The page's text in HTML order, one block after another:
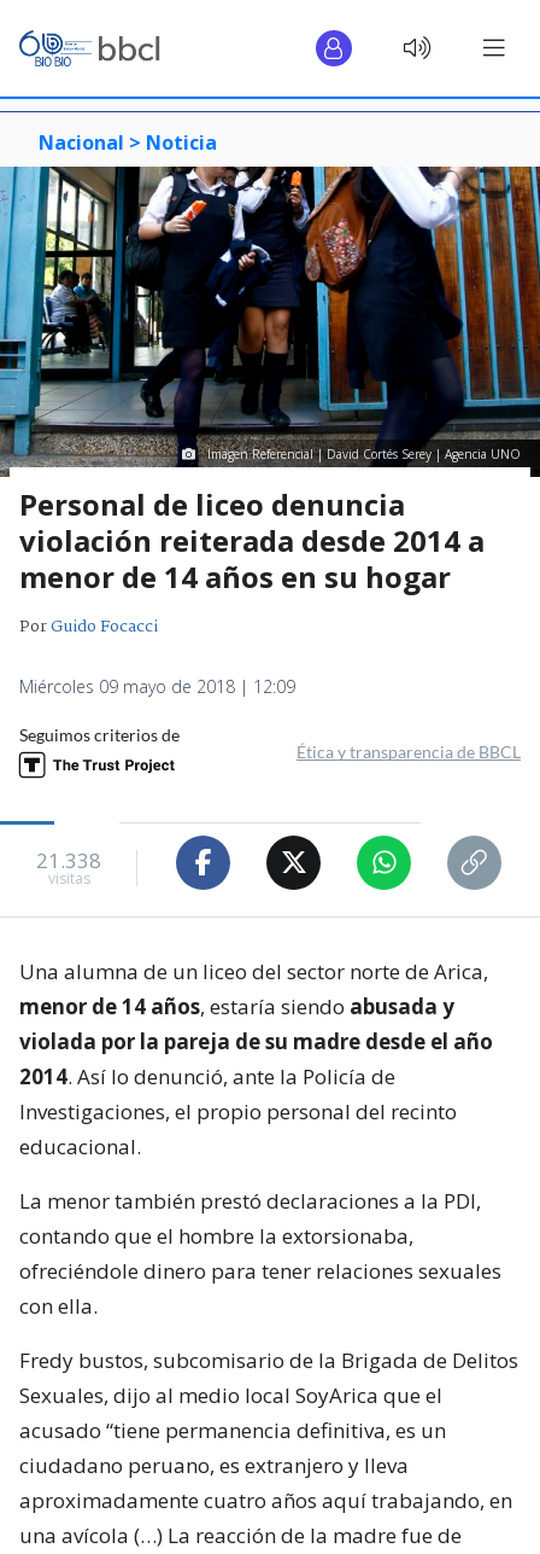
Nacional > Noticia
Imagen Referencial | David Cortés Serey | Agencia UNO
Personal de liceo denuncia
violación reiterada desde 2014 a
menor de 14 años en su hogar
PorGuido Focacci
Miércoles 09 mayo de 2018 | 12:09
Seguimos criterios de
Ética y transparencia de BBCL
21.338
visitas
Una alumna de un liceo del sector norte de Arica,
menor de 14 años, estaría siendo abusada y
violada por la pareja de su madre desde el año
2014. Así lo denunció, ante la Policía de
Investigaciones, el propio personal del recinto
educacional.
La menor también prestó declaraciones a la PDI,
contando que el hombre la extorsionaba,
ofreciéndole dinero para tener relaciones sexuales
con ella.
Fredy bustos, subcomisario de la Brigada de Delitos
Sexuales, dijo al medio local SoyArica que el
acusado “tiene permanencia definitiva, es un
ciudadano peruano, es extranjero y lleva
aproximadamente cuatro años aquí trabajando, en
una avícola (…) La reacción de la madre fue de